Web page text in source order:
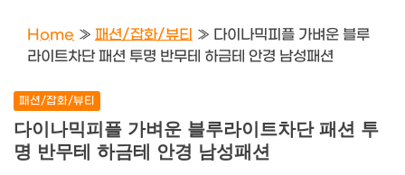
Home » 패션/잡화/뷰티 » 다이나믹피플 가벼운 블루
라이트차단 패션 투명 반무테 하금테 안경 남성패션
패션/잡화/뷰티
다이나믹피플 가벼운 블루라이트차단 패션 투
명 반무테 하금테 안경 남성패션